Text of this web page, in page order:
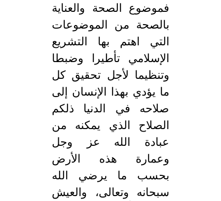
فموضوع الصحة والعناية
بالصحة من الموضوعات
التي اهتم بها التشريع
الإسلامي تأطيرا وضبطا
وتنظيما لأجل تحقيق كل
ما يؤدي بهذا الإنسان إلى
صلاحه في الدنيا ذلكم
الصلاح الذي يمكنه من
عبادة الله عز وجل
وعمارة هذه الأرض
بحسب ما يرضي الله
سبحانه وتعالى، والعيش